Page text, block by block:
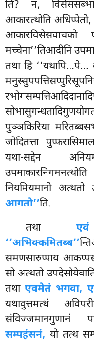
ति? न,
आकारत्थोति
मच्चेना’’तिआदीनि
तथा हि ‘‘यथापि…पे…
पुञ्ञकिरिया
जोदितत्ता
यथा-सद्देन
नियमियमानो
आगतो’’ति.
तथाएवं
‘‘अभिक्कमितब्ब’’
समणसारुप्पाय
सो अत्थतो
तथाएवमेतं भगवा,
यथावुत्तमत्थं
संविज्जमानगुणानं
सम्पहंसनं, यो तत्थ